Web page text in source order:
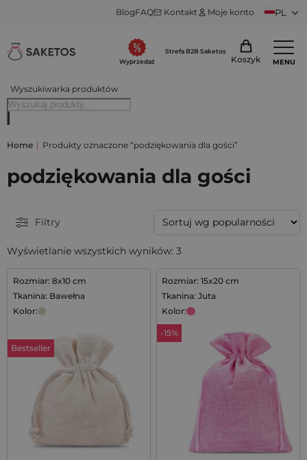
BlogFAQ Kontakt Moje konto PL
Wyszukiwarka produktów
Wyprzedaż
Strefa B2B Saketos
Koszyk MENU
Home | Produkty oznaczone “podziękowania dla gości”
podziękowania dla gości
Filtry
Wyświetlanie wszystkich wyników: 3
Rozmiar: 8x10 cm
Tkanina: Bawełna
Kolor:
Bestseller
Rozmiar: 15x20 cm
Tkanina: Juta
Kolor:
-15%